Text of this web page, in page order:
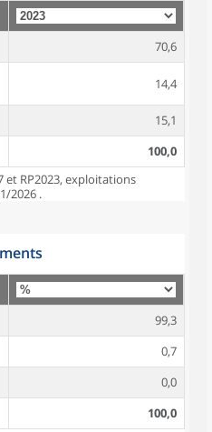
70,6
14,4
15,1
100,0
et RP2023, exploitations
2026 .
99,3
0,7
0,0
100,0